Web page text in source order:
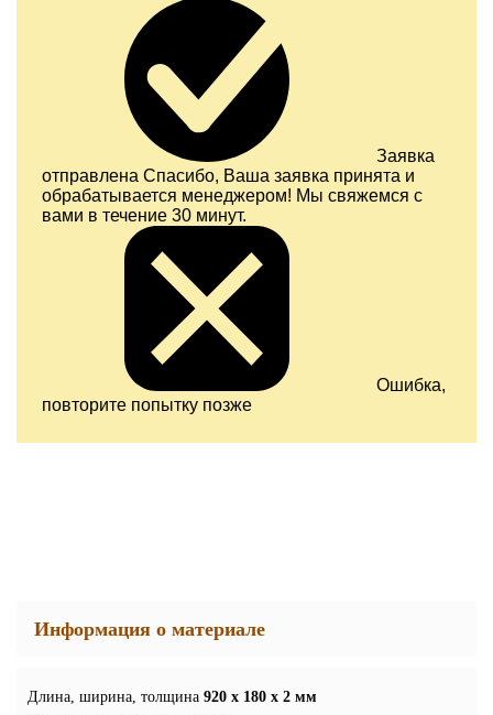
Заявка
отправлена Спасибо, Ваша заявка принята и
обрабатывается менеджером! Мы свяжемся с
вами в течение 30 минут.
Ошибка,
повторите попытку позже
Информация о материале
Длина, ширина, толщина 920 x 180 x 2 мм